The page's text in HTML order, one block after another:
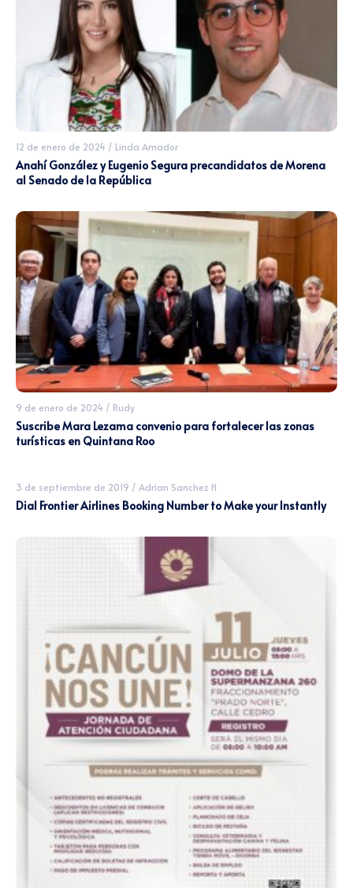
12 de enero de 2024 / Linda Amador
Anahí González y Eugenio Segura precandidatos de Morena
al Senado de la República
9 de enero de 2024 / Rudy
Suscribe Mara Lezama convenio para fortalecer las zonas
turísticas en Quintana Roo
3 de septiembre de 2019 / Adrian Sanchez H
Dial Frontier Airlines Booking Number to Make your Instantly